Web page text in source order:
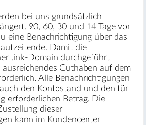
bei uns grundsätzlich
90, 60, 30 und 14 Tage vor
eine Benachrichtigung über das
Damit die
.ink-Domain durchgeführt
Guthaben auf dem
Alle Benachrichtigungen
den Kontostand und den für
erforderlichen Betrag. Die
dieser
kann im Kundencenter